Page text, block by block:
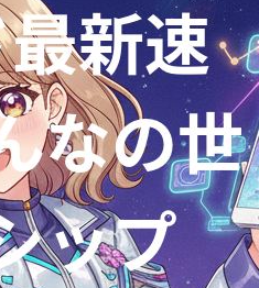
新速
なの世
ップ